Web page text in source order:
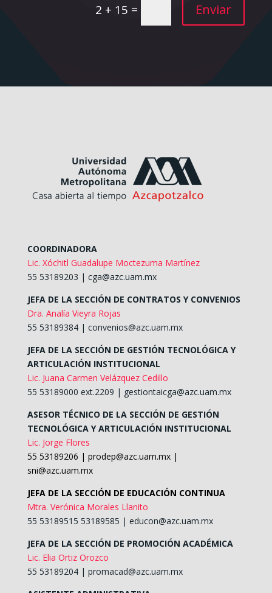
2 + 15 = Enviar
COORDINADORA
Lic. Xóchitl Guadalupe Moctezuma Martínez
55 53189203 | cga@azc.uam.mx
JEFA DE LA SECCIÓN DE CONTRATOS Y CONVENIOS
Dra. Analía Vieyra Rojas
55 53189384 | convenios@azc.uam.mx
JEFA DE LA SECCIÓN DE GESTIÓN TECNOLÓGICA Y
ARTICULACIÓN INSTITUCIONAL
Lic. Juana Carmen Velázquez Cedillo
55 53189000 ext.2209 | gestiontaicga@azc.uam.mx
ASESOR TÉCNICO DE LA SECCIÓN DE GESTIÓN
TECNOLÓGICA Y ARTICULACIÓN INSTITUCIONAL
Lic. Jorge Flores
55 53189206 | prodep@azc.uam.mx|
sni@azc.uam.mx
JEFA DE LA SECCIÓN DE EDUCACIÓN CONTINUA
Mtra. Verónica Morales Llanito
55 53189515 53189585 | educon@azc.uam.mx
JEFA DE LA SECCIÓN DE PROMOCIÓN ACADÉMICA
Lic. Elia Ortiz Orozco
55 53189204 | promacad@azc.uam.mx